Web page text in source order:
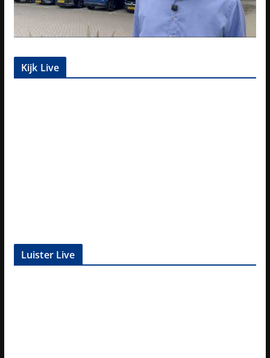
Kijk Live
Luister Live